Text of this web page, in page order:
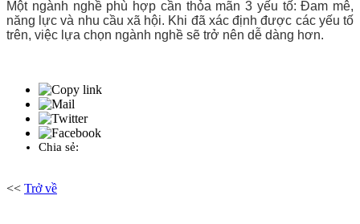
Một ngành nghề phù hợp cần thỏa mãn 3 yếu tố: Đam mê,
năng lực và nhu cầu xã hội. Khi đã xác định được các yếu tố
trên, việc lựa chọn ngành nghề sẽ trở nên dễ dàng hơn.
Chia sẻ:
<< Trở về